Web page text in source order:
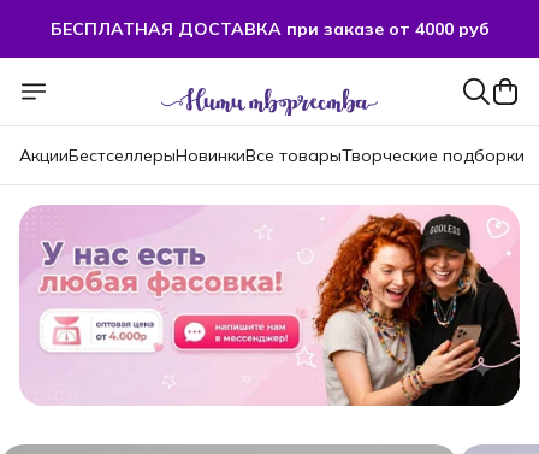
БЕСПЛАТНАЯ ДОСТАВКА при заказе от 4000 руб
БЕСПЛАТНАЯ ДОСТАВКА при заказе от 4000 руб
АкцииБестселлерыНовинкиВсе товарыТворческие подборки